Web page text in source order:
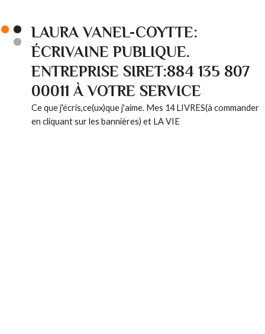
LAURA VANEL-COYTTE:
ÉCRIVAINE PUBLIQUE.
ENTREPRISE SIRET:884 135 807
00011 À VOTRE SERVICE
Ce que j'écris,ce(ux)que j'aime. Mes 14 LIVRES(à commander
en cliquant sur les bannières) et LA VIE